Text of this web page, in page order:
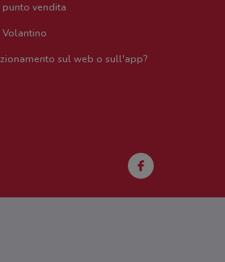
vendita
sul web o sull'app?